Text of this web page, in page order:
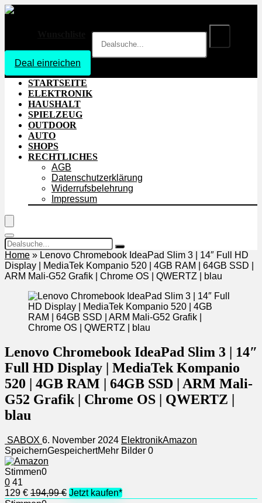
Deal einreichen
STARTSEITE
ELEKTRONIK
HAUSHALT
SPIELZEUG
OUTDOOR
AUTO
SHOPS
RECHTLICHES
AGB
Datenschutzerklärung
Widerrufsbelehrung
Impressum
Home » Lenovo Chromebook IdeaPad Slim 3 | 14″ Full HD
Display | MediaTek Kompanio 520 | 4GB RAM | 64GB SSD |
ARM Mali-G52 Grafik | Chrome OS | QWERTZ | blau
Lenovo Chromebook IdeaPad Slim 3 | 14″
Full HD Display | MediaTek Kompanio
520 | 4GB RAM | 64GB SSD | ARM Mali-
G52 Grafik | Chrome OS | QWERTZ |
blau
SABOX 6. November 2024 ElektronikAmazon
SpeichernGespeichertMehr Bilder 0
Stimmen0
0 41
129 € 194,99 € Jetzt kaufen*